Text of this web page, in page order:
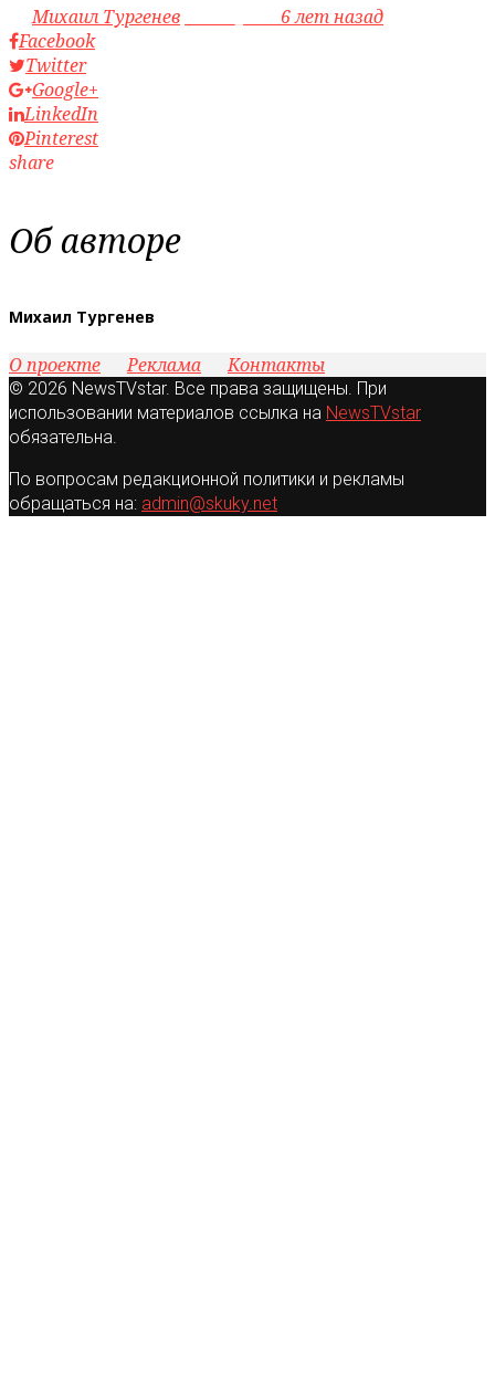
byМихаил Тургенев
6 лет назад
Facebook
Twitter
Google+
LinkedIn
Pinterest
share
Об авторе
Михаил Тургенев
О проекте Реклама Контакты
© 2026 NewsTVstar. Все права защищены. При
использовании материалов ссылка на NewsTVstar
обязательна.
По вопросам редакционной политики и рекламы
обращаться на: admin@skuky.net